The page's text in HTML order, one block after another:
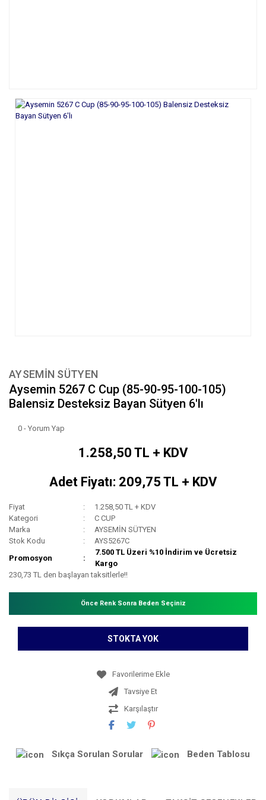
AYSEMİN SÜTYEN
Aysemin 5267 C Cup (85-90-95-100-105)
Balensiz Desteksiz Bayan Sütyen 6'lı
0 - Yorum Yap
1.258,50 TL + KDV
Adet Fiyatı: 209,75 TL + KDV
Fiyat
1.258,50 TL + KDV
Kategori
C CUP
Marka
AYSEMİN SÜTYEN
Stok Kodu
AYS5267C
Promosyon
7.500 TL Üzeri %10 İndirim ve Ücretsiz
Kargo
230,73 TL den başlayan taksitlerle!!
Önce Renk Sonra Beden Seçiniz
STOKTA YOK
Tavsiye Et
Karşılaştır
Sıkça Sorulan Sorular Beden Tablosu